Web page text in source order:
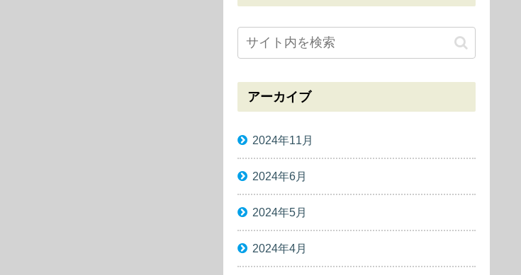
アーカイブ
2024年11月
2024年6月
2024年5月
2024年4月